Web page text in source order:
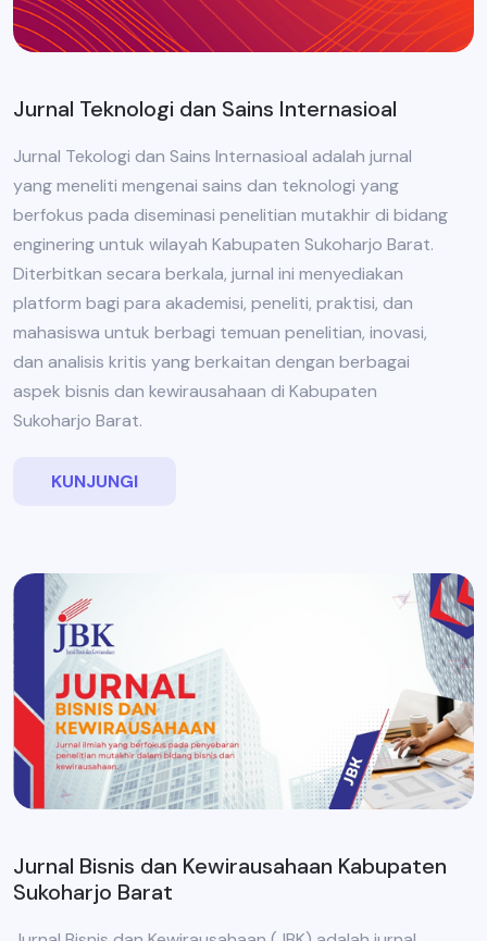
Jurnal Teknologi dan Sains Internasioal
Jurnal Tekologi dan Sains Internasioal adalah jurnal
yang meneliti mengenai sains dan teknologi yang
berfokus pada diseminasi penelitian mutakhir di bidang
enginering untuk wilayah Kabupaten Sukoharjo Barat.
Diterbitkan secara berkala, jurnal ini menyediakan
platform bagi para akademisi, peneliti, praktisi, dan
mahasiswa untuk berbagi temuan penelitian, inovasi,
dan analisis kritis yang berkaitan dengan berbagai
aspek bisnis dan kewirausahaan di Kabupaten
Sukoharjo Barat.
KUNJUNGI
Jurnal Bisnis dan Kewirausahaan Kabupaten
Sukoharjo Barat